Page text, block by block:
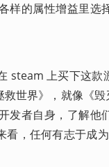
样的属性增益里选
steam 上买下这款
世界》，就像《
发者自身，了解他
，任何有志于成